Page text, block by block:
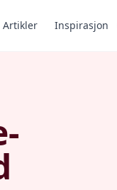
Artikler Inspirasjon